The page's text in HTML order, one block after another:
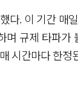
다. 이 기간 매
규제 타파가
시간마다 한정